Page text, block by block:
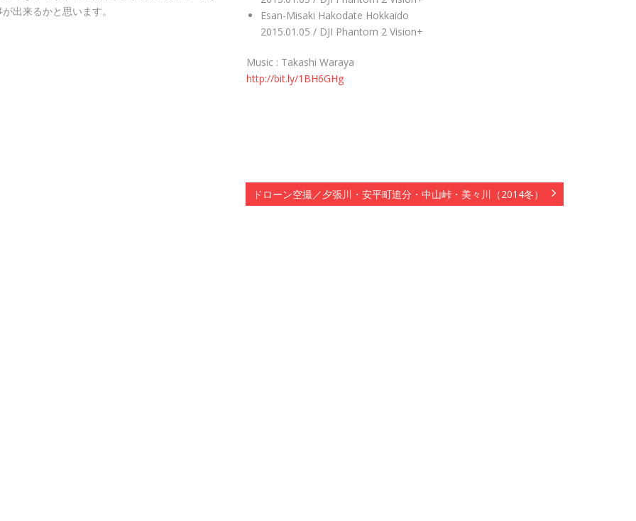
出来るかと思います。
Esan-Misaki Hakodate Hokkaido
2015.01.05 / DJI Phantom 2 Vision+
Music : Takashi Waraya
http://bit.ly/1BH6GHg
ドローン空撮／夕張川・安平町追分・中山峠・美々川（2014冬）